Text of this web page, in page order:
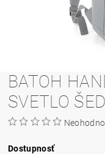
BATOH
SVETLO
Dostupnosť